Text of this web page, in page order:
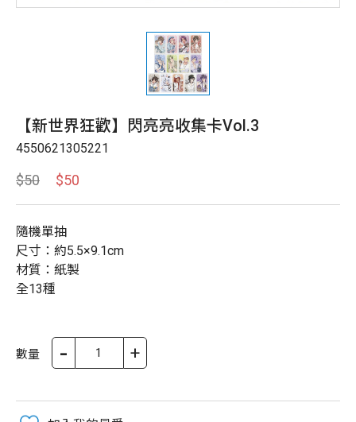
【新世界狂歡】閃亮亮收集卡Vol.3
4550621305221
$50 $50
隨機單抽
尺寸：約5.5×9.1cm
材質：紙製
全13種
數量 - +